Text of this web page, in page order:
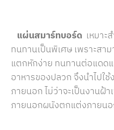
แผ่นสมาร์ทบอร์ด เหมา
ทนทานเป็นพิเศษ เพราะสา
แตกหักง่าย ทนทานต่อแดด
อาหารของปลวก จึงนำไปใช้
ภายนอก ไม่ว่าจะเป็นงานฝ้
ภายนอกผนังตกแต่งภายน